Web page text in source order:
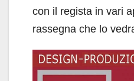
con il regista in vari
rassegna che lo